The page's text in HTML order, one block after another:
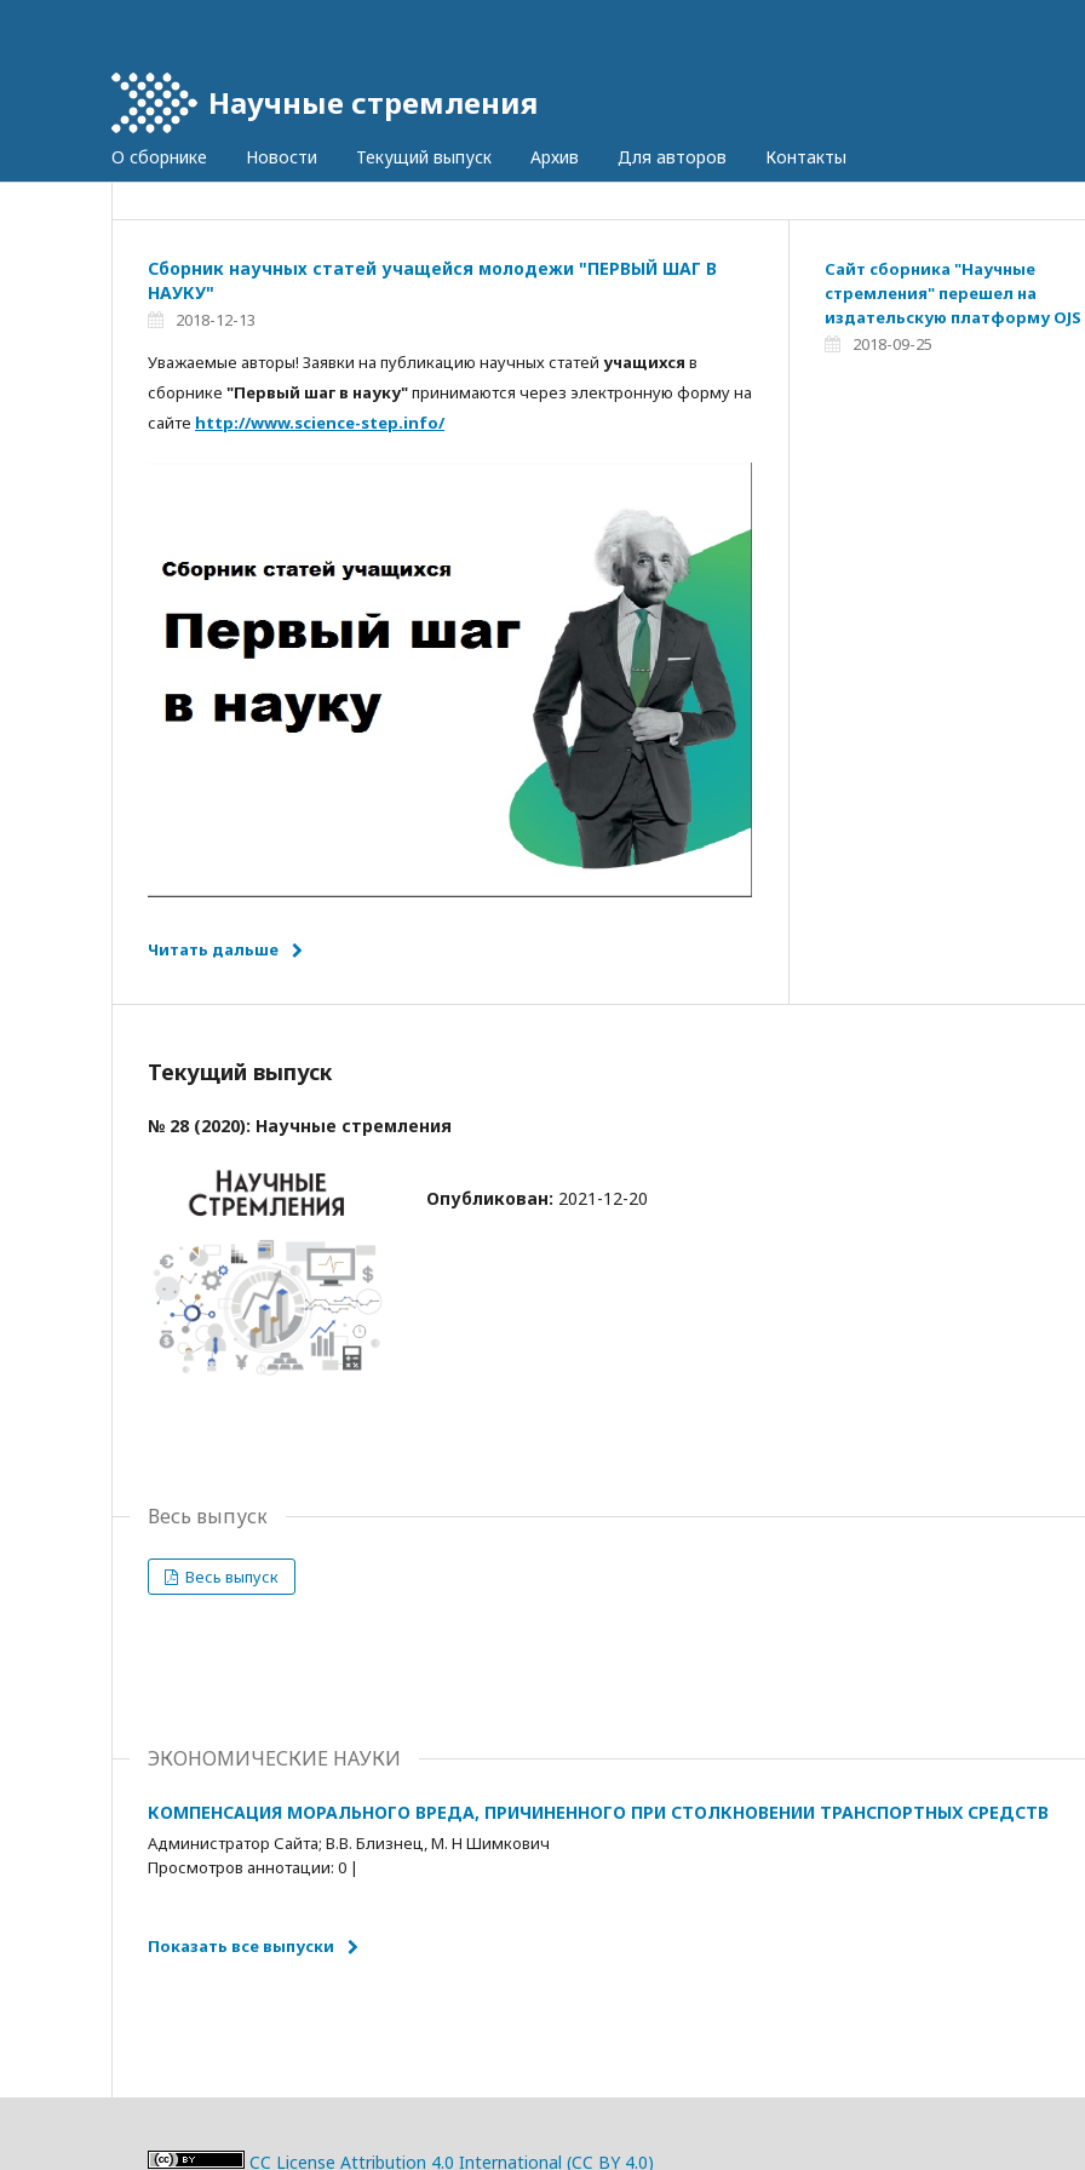
Научные стремления
О сборнике Новости Текущий выпуск Архив Для авторов Контакты
Сборник научных статей учащейся молодежи "ПЕРВЫЙ ШАГ В
НАУКУ"
2018-12-13
Уважаемые авторы! Заявки на публикацию научных статей учащихся в
сборнике "Первый шаг в науку"принимаются через электронную форму на
сайте http://www.science-step.info/
Читать дальше
Сайт cборника "Научные
стремления" перешел на
издательскую платформу OJS
2018-09-25
Текущий выпуск
№ 28 (2020): Научные стремления
Опубликован: 2021-12-20
Весь выпуск
Весь выпуск
ЭКОНОМИЧЕСКИЕ НАУКИ
КОМПЕНСАЦИЯ МОРАЛЬНОГО ВРЕДА, ПРИЧИНЕННОГО ПРИ СТОЛКНОВЕНИИ ТРАНСПОРТНЫХ СРЕДСТВ
Администратор Сайта; В.В. Близнец, М. Н Шимкович
Просмотров аннотации: 0 |
Показать все выпуски
CC License Attribution 4.0 International (CC BY 4.0)